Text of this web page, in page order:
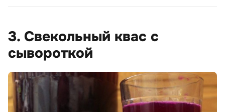
3. Свекольный квас с
сывороткой